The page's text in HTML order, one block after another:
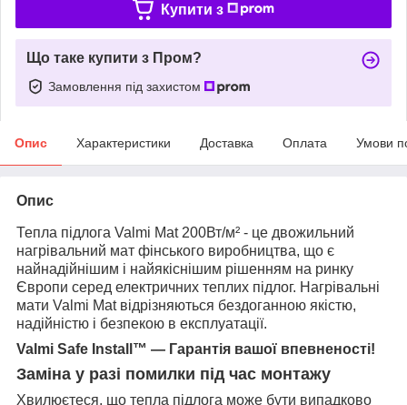
Купити з
Що таке купити з Пром?
Замовлення під захистом
Опис Характеристики Доставка Оплата Умови
Опис
Тепла підлога Valmi Mat 200Вт/м² - це двожильний
нагрівальний мат фінського виробництва, що є
найнадійнішим і найякіснішим рішенням на ринку
Європи серед електричних теплих підлог. Нагрівальні
мати Valmi Mat відрізняються бездоганною якістю,
надійністю і безпекою в експлуатації.
Valmi Safe Install™ — Гарантія вашої впевненості!
Заміна у разі помилки під час монтажу
Хвилюєтеся, що тепла підлога може бути випадково